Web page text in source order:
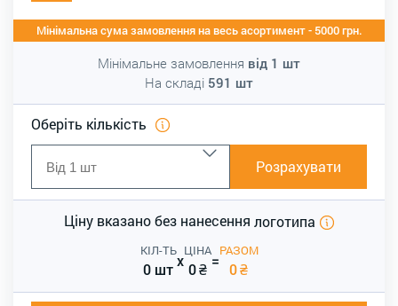
Мінімальна сума замовлення на весь асортимент - 5000 грн.
Мінімальне замовлення від 1 шт
На складі 591 шт
Оберіть кількість
Розрахувати
Ціну вказано без нанесення логотипа
КІЛ-ТЬ
0 штx
ЦІНА
0₴ =
РАЗОМ
0₴